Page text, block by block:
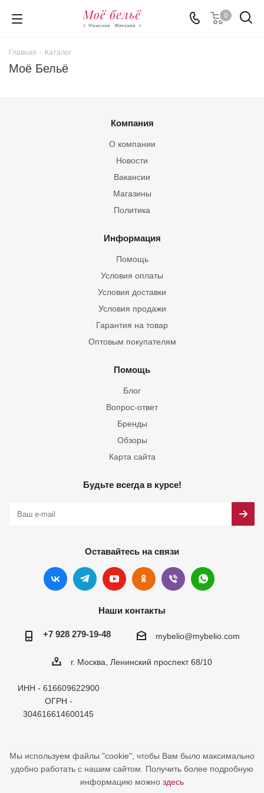
0
Главная - Каталог
Моё Бельё
Компания
О компании
Новости
Вакансии
Магазины
Политика
Информация
Помощь
Условия оплаты
Условия доставки
Условия продажи
Гарантия на товар
Оптовым покупателям
Помощь
Блог
Вопрос-ответ
Бренды
Обзоры
Карта сайта
Будьте всегда в курсе!
Оставайтесь на связи
Наши контакты
+7 928 279-19-48 mybelio@mybelio.com
г. Москва, Ленинский проспект 68/10
ИНН - 616609622900
ОГРН -
304616614600145
Мы используем файлы "cookie", чтобы Вам было максимально
удобно работать с нашим сайтом. Получить более подробную
информацию можно здесь